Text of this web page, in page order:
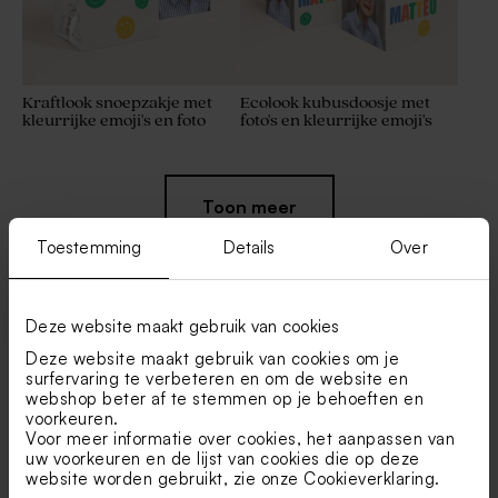
Toestemming Details Over
Deze website maakt gebruik van cookies
Deze website maakt gebruik van cookies om je
surfervaring te verbeteren en om de website en
webshop beter af te stemmen op je behoeften en
voorkeuren.
Voor meer informatie over cookies, het aanpassen van
uw voorkeuren en de lijst van cookies die op deze
website worden gebruikt, zie onze Cookieverklaring.
Kraftlook snoepzakje met
kleurrijke emoji's en foto
Ecolook kubusdoosje met
foto's en kleurrijke emoji's
Kleurrijke magneet met
naam, foto en emoji
Gepersonaliseerd notablokje
Toon meer
Vind je misschien ook leuk
Nieuw